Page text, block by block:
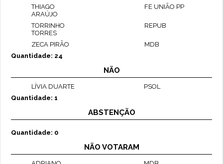
THIAGO
ARAÚJO
FE UNIÃO PP
TORRINHO
TORRES
REPUB
ZECA PIRÃO
MDB
Quantidade: 24
NÃO
LÍVIA DUARTE
PSOL
Quantidade: 1
ABSTENÇÃO
Quantidade: 0
NÃO VOTARAM